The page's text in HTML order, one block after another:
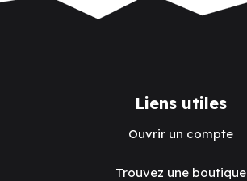
Liens utiles
Ouvrir un compte
Trouvez une boutique